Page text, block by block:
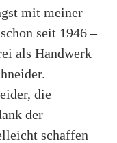
mit meiner
seit 1946 –
als Handwerk
die
der
schaffen